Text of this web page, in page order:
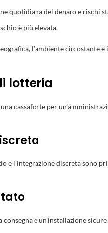
quotidiana del denaro e rischi
è più elevata.
l’ambiente
lotteria
cassaforte per
e l’integrazione discreta
consegna e un’installazione